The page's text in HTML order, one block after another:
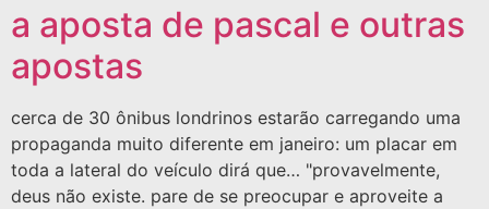
a aposta de pascal e outras
apostas
cerca de 30 ônibus londrinos estarão carregando uma
propaganda muito diferente em janeiro: um placar em
toda a lateral do veículo dirá que… "provavelmente,
deus não existe. pare de se preocupar e aproveite a